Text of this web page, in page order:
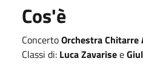
Cos'è
ConcertoOrchestra Chitarre
Classi di: Luca Zavarisee